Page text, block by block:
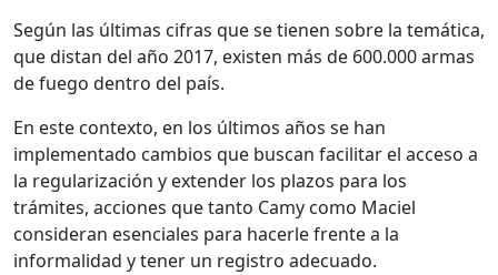
Según las últimas cifras que se tienen sobre la temática,
que distan del año 2017, existen más de 600.000 armas
de fuego dentro del país.
En este contexto, en los últimos años se han
implementado cambios que buscan facilitar el acceso a
la regularización y extender los plazos para los
trámites, acciones que tanto Camy como Maciel
consideran esenciales para hacerle frente a la
informalidad y tener un registro adecuado.